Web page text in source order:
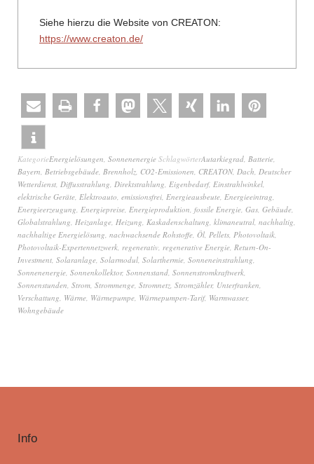
Siehe hierzu die Website von CREATON:
https://www.creaton.de/
KategorieEnergielösungen, Sonnenenergie SchlagwörterAutarkiegrad, Batterie,
Bayern, Betriebsgebäude, Brennholz, CO2-Emissionen, CREATON, Dach, Deutscher
Wetterdienst, Diffusstrahlung, Direktstrahlung, Eigenbedarf, Einstrahlwinkel,
elektrische Geräte, Elektroauto, emissionsfrei, Energieausbeute, Energieeintrag,
Energieerzeugung, Energiepreise, Energieproduktion, fossile Energie, Gas, Gebäude,
Globalstrahlung, Heizanlage, Heizung, Kaskadenschaltung, klimaneutral, nachhaltig,
nachhaltige Energielösung, nachwachsende Rohstoffe, Öl, Pellets, Photovoltaik,
Photovoltaik-Expertennetzwerk, regenerativ, regenerative Energie, Return-On-
Investment, Solaranlage, Solarmodul, Solarthermie, Sonneneinstrahlung,
Sonnenenergie, Sonnenkollektor, Sonnenstand, Sonnenstromkraftwerk,
Sonnenstunden, Strom, Strommenge, Stromnetz, Stromzähler, Unterfranken,
Verschattung, Wärme, Wärmepumpe, Wärmepumpen-Tarif, Warmwasser,
Wohngebäude
Info